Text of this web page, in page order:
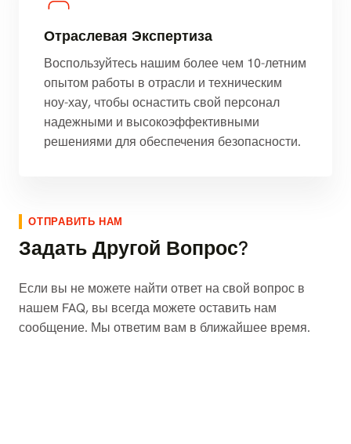
Отраслевая Экспертиза
Воспользуйтесь нашим более чем 10-летним
опытом работы в отрасли и техническим
ноу-хау, чтобы оснастить свой персонал
надежными и высокоэффективными
решениями для обеспечения безопасности.
ОТПРАВИТЬ НАМ
Задать Другой Вопрос?
Если вы не можете найти ответ на свой вопрос в
нашем FAQ, вы всегда можете оставить нам
сообщение. Мы ответим вам в ближайшее время.